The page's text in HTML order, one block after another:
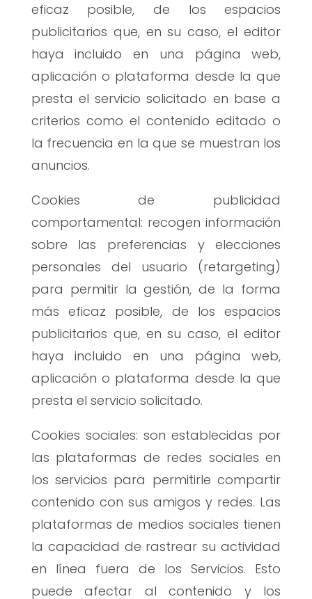
eficaz posible, de los espacios
publicitarios que, en su caso, el editor
haya incluido en una página web,
aplicación o plataforma desde la que
presta el servicio solicitado en base a
criterios como el contenido editado o
la frecuencia en la que se muestran los
anuncios.
Cookies de publicidad
comportamental: recogen información
sobre las preferencias y elecciones
personales del usuario (retargeting)
para permitir la gestión, de la forma
más eficaz posible, de los espacios
publicitarios que, en su caso, el editor
haya incluido en una página web,
aplicación o plataforma desde la que
presta el servicio solicitado.
Cookies sociales: son establecidas por
las plataformas de redes sociales en
los servicios para permitirle compartir
contenido con sus amigos y redes. Las
plataformas de medios sociales tienen
la capacidad de rastrear su actividad
en línea fuera de los Servicios. Esto
puede afectar al contenido y los